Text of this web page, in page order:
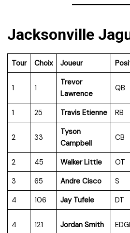
Jacksonville
Tour Choix Joueur
1 1
Trevor
Lawrence
QB
1 25 Travis Etienne RB
2 33
Tyson
Campbell
CB
2 45 Walker Little OT
3
65 Andre Cisco S
4
106 Jay Tufele DT
4 121 Jordan Smith